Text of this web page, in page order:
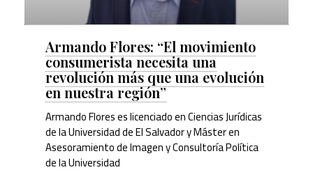
Armando Flores: “El movimiento
consumerista necesita una
revolución más que una evolución
en nuestra región”
Armando Flores es licenciado en Ciencias Jurídicas
de la Universidad de El Salvador y Máster en
Asesoramiento de Imagen y Consultoría Política
de la Universidad